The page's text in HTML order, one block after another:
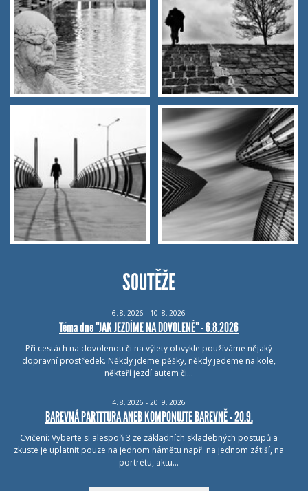
SOUTĚŽE
6. 8. 2026 - 10. 8. 2026
Téma dne "JAK JEZDÍME NA DOVOLENÉ" - 6.8.2026
Při cestách na dovolenou či na výlety obvykle používáme nějaký
dopravní prostředek. Někdy jdeme pěšky, někdy jedeme na kole,
někteří jezdí autem či…
4. 8. 2026 - 20. 9. 2026
BAREVNÁ PARTITURA ANEB KOMPONUJTE BAREVNĚ - 20.9.
Cvičení: Vyberte si alespoň 3 ze základních skladebných postupů a
zkuste je uplatnit pouze na jednom námětu např. na jednom zátiší, na
portrétu, aktu…